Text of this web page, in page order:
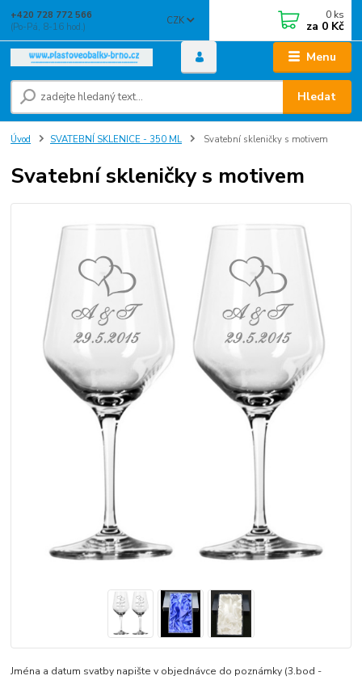
Menu
CZK
Hledat
+420 728 772 566
(Po-Pá, 8-16 hod.)
0 ks
za 0 Kč
Úvod SVATEBNÍ SKLENICE - 350 ML Svatební skleničky s motivem
Svatební skleničky s motivem
Jména a datum svatby napište v objednávce do poznámky (3.bod -